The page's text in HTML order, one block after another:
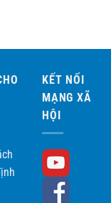
KẾT NỐI
MẠNG XÃ
HỘI